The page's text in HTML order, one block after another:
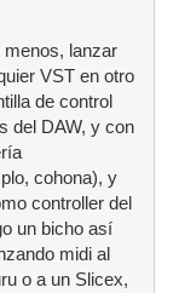
menos, lanzar
VST en otro
de control
del DAW, y con
cohona), y
controller del
un bicho así
midi al
o a un Slicex,